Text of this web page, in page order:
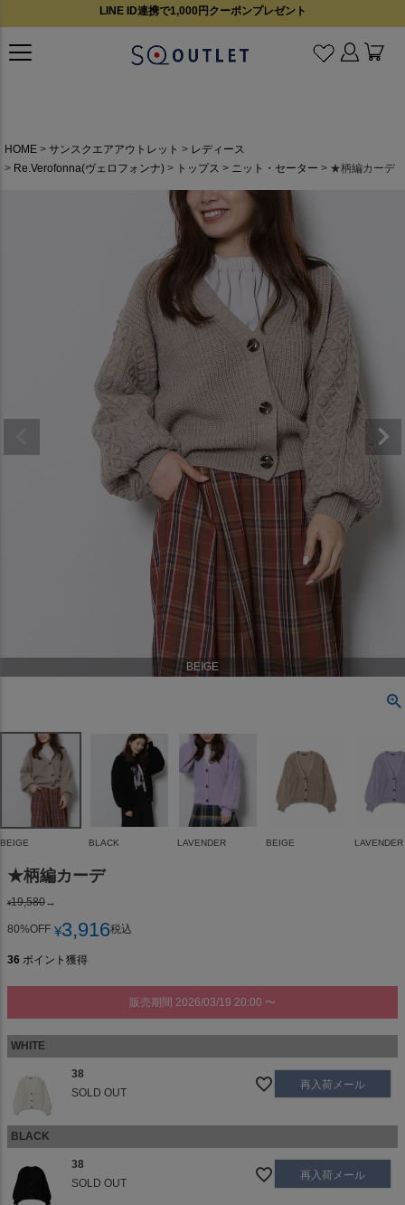
LINE ID連携で1,000円クーポンプレゼント
HOME サンスクエアアウトレット
レディース
Re.Verofonna(ヴェロフォンナ)
トップス ニット・セーター ★柄編カーデ
BEIGE
BEIGE BLACK LAVENDER BEIGE LAVENDER
★柄編カーデ
¥19,580→
80%OFF ¥3,916税込
36 ポイント獲得
販売期間 2026/03/19 20:00 〜
WHITE
38
SOLD OUT
再入荷メール
BLACK
38
SOLD OUT
再入荷メール